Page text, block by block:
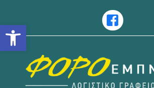
Ανοίξτε τη γραμμή